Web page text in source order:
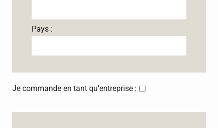
Pays :
Je commande en tant qu’entreprise :